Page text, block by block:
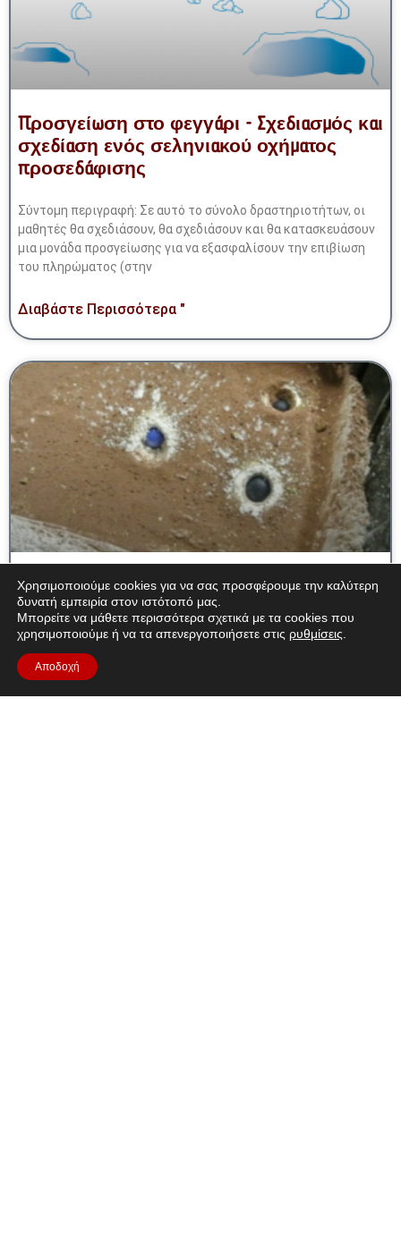
Προσγείωση στο φεγγάρι - Σχεδιασμός και
σχεδίαση ενός σεληνιακού οχήματος
προσεδάφισης
Σύντομη περιγραφή: Σε αυτό το σύνολο δραστηριοτήτων, οι
μαθητές θα σχεδιάσουν, θα σχεδιάσουν και θα κατασκευάσουν
μια μονάδα προσγείωσης για να εξασφαλίσουν την επιβίωση
του πληρώματος (στην
Διαβάστε Περισσότερα "
Τα προφητικά σημάδια ενός διάττοντος
αστέρα - Κομήτες, μετεωρίτες και
κρατήρες στο ηλιακό σύστημα
Σύντομη περιγραφή: Για πολλούς αρχαίους πολιτισμούς, η
Χρησιμοποιούμε cookies για να σας προσφέρουμε την καλύτερη
δυνατή εμπειρία στον ιστότοπό μας.
Μπορείτε να μάθετε περισσότερα σχετικά με τα cookies που
χρησιμοποιούμε ή να τα απενεργοποιήσετε στις ρυθμίσεις
Αποδοχή